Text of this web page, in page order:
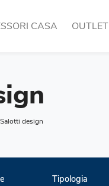
CASA OUTLET
Salotti design
Tipologia